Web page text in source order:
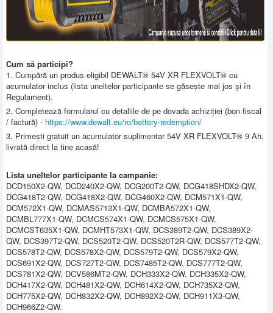
Cum să participi?
1. Cumpără un produs eligibil DEWALT® 54V XR FLEXVOLT® cu
acumulator inclus (lista uneltelor participante se găsește mai jos și în
Regulament).
2. Completează formularul cu detaliile de pe dovada achiziției (bon fiscal
/ factură) - https://www.dewalt.eu/ro/battery-redemption/
3. Primești gratuit un acumulator suplimentar 54V XR FLEXVOLT® 9 Ah,
livrată direct la tine acasă!
Lista uneltelor participante la campanie:
DCD150X2-QW, DCD240X2-QW, DCG200T2-QW, DCG418SHDX2-QW,
DCG418T2-QW, DCG418X2-QW, DCG460X2-QW, DCM571X1-QW,
DCM572X1-QW, DCMAS5713X1-QW, DCMBA572X1-QW,
DCMBL777X1-QW, DCMCS574X1-QW, DCMCS575X1-QW,
DCMCST635X1-QW, DCMHT573X1-QW, DCS389T2-QW, DCS389X2-
QW, DCS397T2-QW, DCS520T2-QW, DCS520T2R-QW, DCS577T2-QW,
DCS578T2-QW, DCS578X2-QW, DCS579T2-QW, DCS579X2-QW,
DCS691X2-QW, DCS727T2-QW, DCS7485T2-QW, DCS777T2-QW,
DCS781X2-QW, DCV586MT2-QW, DCH333X2-QW, DCH335X2-QW,
DCH417X2-QW, DCH481X2-QW, DCH614X2-QW, DCH735X2-QW,
DCH775X2-QW, DCH832X2-QW, DCH892X2-QW, DCH911X3-QW,
DCH966Z2-QW.